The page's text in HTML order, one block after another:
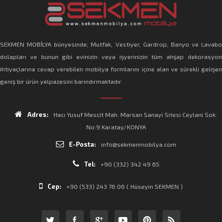
SEKMEN MOBİLYA bünyesinde; Mutfak, Vestiyer, Gardrop, Banyo ve Lavabo
dolapları ve bunun gibi evinizin veya işyerinizin tüm ahşap dekorasyon
ihtiyaçlarına cevap verebilen mobilya formlarını içine alan ve sürekli gelişen
geniş bir ürün yelpazesini barındırmaktadır.
Adres:
Hacı Yusuf Mescit Mah. Marsan Sanayi Sitesi Ceylani Sok.
No:9 Karatay/KONYA
E-Posta: info@sekmenmobilya.com
Tel: +90 (332) 342 49 65
Cep: +90 (533) 243 76 06 ( Hüseyin SEKMEN )